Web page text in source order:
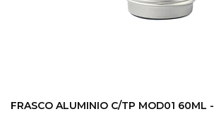
FRASCO ALUMINIO C/TP MOD01 60ML -